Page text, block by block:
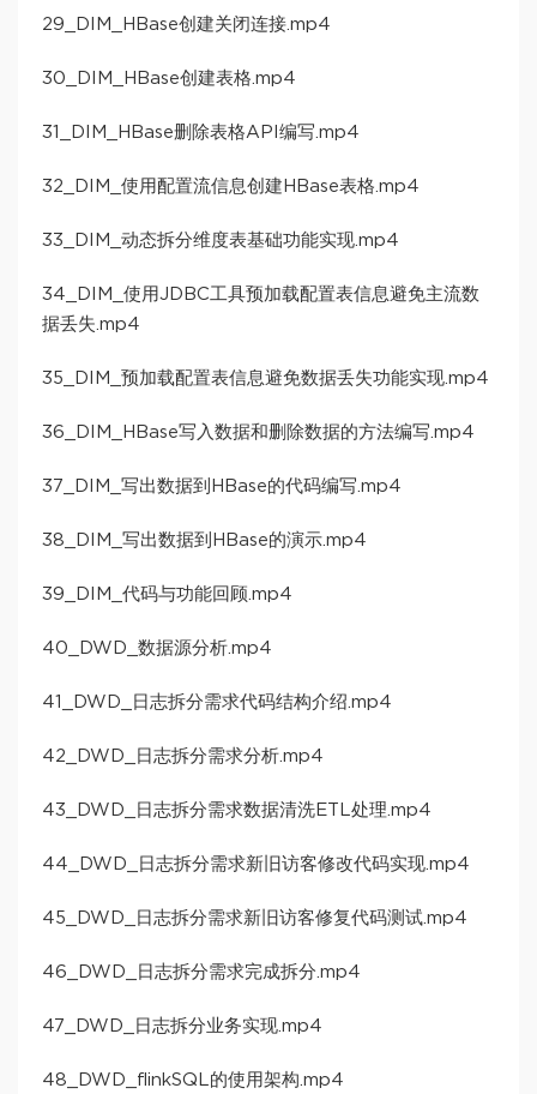
29_DIM_HBase创建关闭连接.mp4
30_DIM_HBase创建表格.mp4
31_DIM_HBase删除表格API编写.mp4
32_DIM_使用配置流信息创建HBase表格.mp4
33_DIM_动态拆分维度表基础功能实现.mp4
34_DIM_使用JDBC工具预加载配置表信息避免主流数
据丢失.mp4
35_DIM_预加载配置表信息避免数据丢失功能实现.mp4
36_DIM_HBase写入数据和删除数据的方法编写.mp4
37_DIM_写出数据到HBase的代码编写.mp4
38_DIM_写出数据到HBase的演示.mp4
39_DIM_代码与功能回顾.mp4
40_DWD_数据源分析.mp4
41_DWD_日志拆分需求代码结构介绍.mp4
42_DWD_日志拆分需求分析.mp4
43_DWD_日志拆分需求数据清洗ETL处理.mp4
44_DWD_日志拆分需求新旧访客修改代码实现.mp4
45_DWD_日志拆分需求新旧访客修复代码测试.mp4
46_DWD_日志拆分需求完成拆分.mp4
47_DWD_日志拆分业务实现.mp4
48_DWD_flinkSQL的使用架构.mp4